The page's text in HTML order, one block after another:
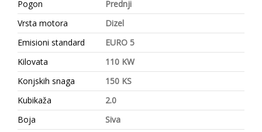
Pogon
Prednji
Vrsta motora
Dizel
Emisioni standard
EURO 5
Kilovata
110 KW
Konjskih snaga
150 KS
Kubikaža
2.0
Boja
Siva